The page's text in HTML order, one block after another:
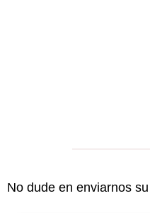
No dude en enviarnos